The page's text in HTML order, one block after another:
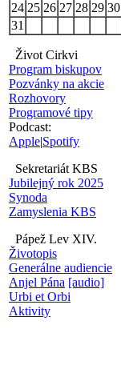
24 25 26 27 28 29 30
31
Život Cirkvi
Program biskupov
Pozvánky na akcie
Rozhovory
Programové tipy
Podcast:
Apple|Spotify
Sekretariát KBS
Jubilejný rok 2025
Synoda
Zamyslenia KBS
Pápež Lev XIV.
Životopis
Generálne audiencie
Anjel Pána [audio]
Urbi et Orbi
Aktivity